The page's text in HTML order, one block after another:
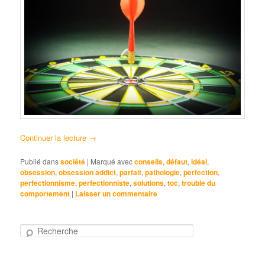
Continuer la lecture →
Publié danssociété | Marqué avecconseils,défaut,idéal,
obsession,obsession addict,parfait,pathologie,perfection,
perfectionnisme,perfectionniste,solutions,toc,trouble du
comportement | Laisser un commentaire